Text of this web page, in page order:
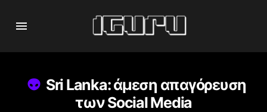
Sri Lanka: άμεση απαγόρευση
των Social Media